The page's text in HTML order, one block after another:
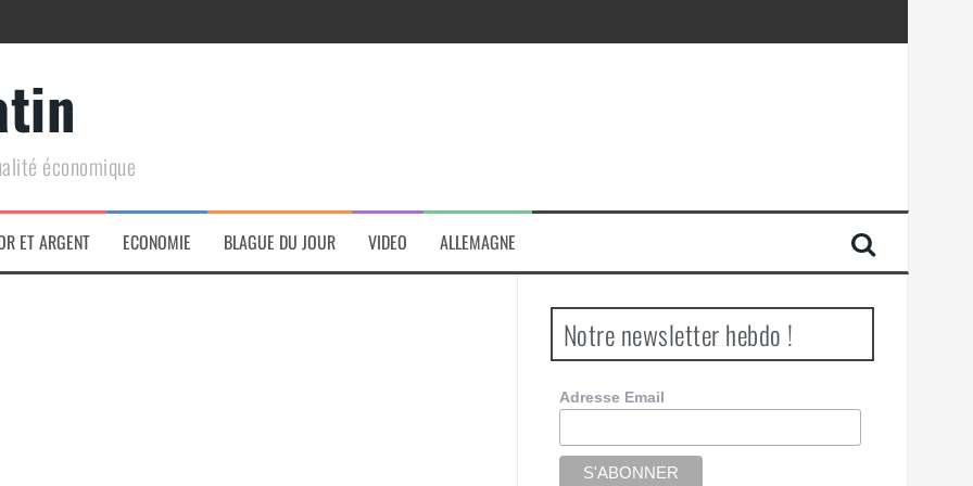
de conquête géopolitique massive
économique
ET ARGENT ECONOMIE BLAGUE DU JOUR VIDEO ALLEMAGNE
Notre newsletter hebdo !
Adresse Email